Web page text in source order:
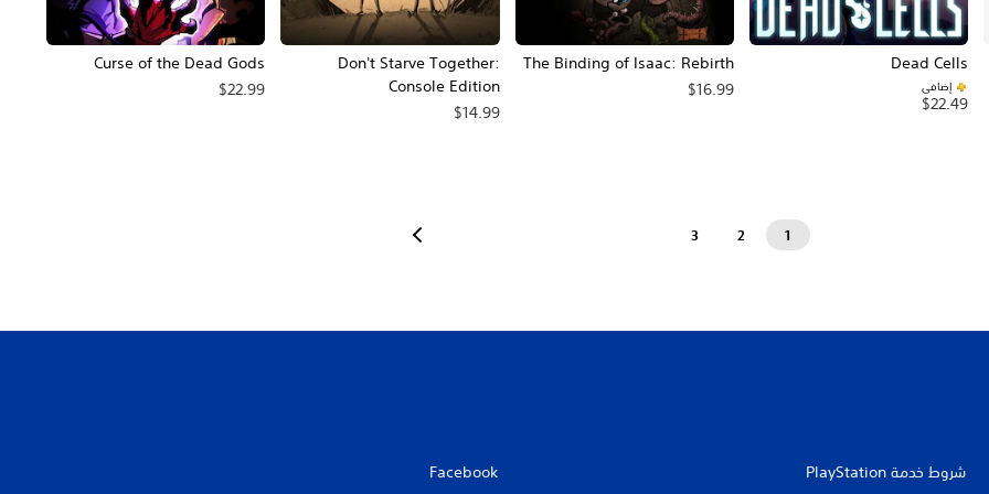
Dead Cells
إضافي
$22.49
The Binding of Isaac: Rebirth
$16.99
Don't Starve Together:
Console Edition
$14.99
Curse of the Dead Gods
$22.99
1
2
3
شروط خدمة PlayStation‏ Facebook